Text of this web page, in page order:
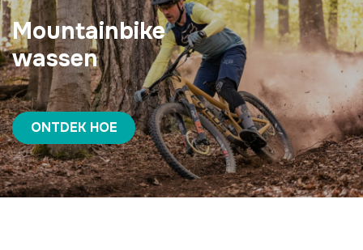
Mountainbike
wassen
ONTDEK HOE